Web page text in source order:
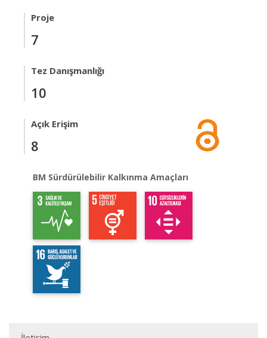
Proje
7
Tez Danışmanlığı
10
Açık Erişim
8
BM Sürdürülebilir Kalkınma Amaçları